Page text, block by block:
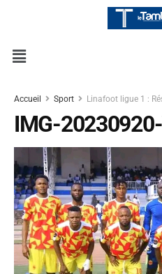
Accueil Sport Linafoot ligue 1 :
IMG-